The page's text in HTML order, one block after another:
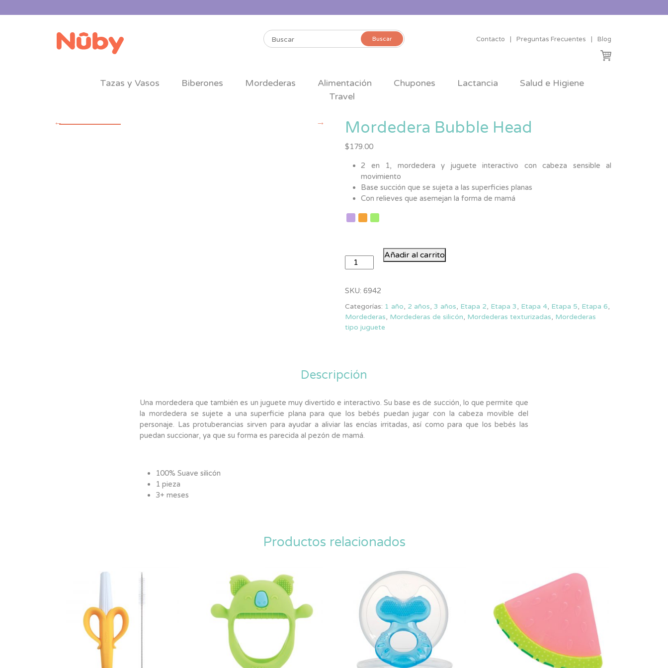
Buscar
Buscar Contacto Preguntas Frecuentes Blog
Tazas y Vasos Biberones Mordederas Alimentación Chupones Lactancia
Salud e Higiene
Travel
Mordedera Bubble Head
$179.00
2 en 1, mordedera y juguete interactivo con cabeza sensible al
movimiento
Base succión que se sujeta a las superficies planas
Con relieves que asemejan la forma de mamá
Mordedera
Bubble
cantidad
Añadir al carrito
SKU:6942
Categorías: 1 año, 2 años,3 años, Etapa 2, Etapa 3, Etapa 4, Etapa 5, Etapa 6,
Mordederas, Mordederas de silicón, Mordederas texturizadas, Mordederas
tipo juguete
Descripción
Una mordedera que también es un juguete muy divertido e interactivo. Su base es de succión, lo que permite que
la mordedera se sujete a una superficie plana para que los bebés puedan jugar con la cabeza movible del
personaje. Las protuberancias sirven para ayudar a aliviar las encías irritadas, así como para que los bebés las
puedan succionar, ya que su forma es parecida al pezón de mamá.
100% Suave silicón
1 pieza
3+ meses
Productos relacionados